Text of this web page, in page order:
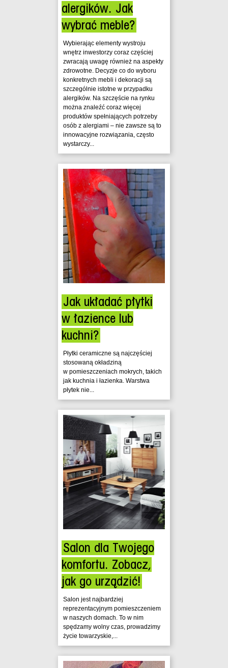
alergików. Jak
wybrać meble?
Wybierając elementy wystroju
wnętrz inwestorzy coraz częściej
zwracają uwagę również na aspekty
zdrowotne. Decyzje co do wyboru
konkretnych mebli i dekoracji są
szczególnie istotne w przypadku
alergików. Na szczęście na rynku
można znaleźć coraz więcej
produktów spełniających potrzeby
osób z alergiami – nie zawsze są to
innowacyjne rozwiązania, często
wystarczy...
Jak układać płytki
w łazience lub
kuchni?
Płytki ceramiczne są najczęściej
stosowaną okładziną
w pomieszczeniach mokrych, takich
jak kuchnia i łazienka. Warstwa
płytek nie...
Salon dla Twojego
komfortu. Zobacz,
jak go urządzić!
Salon jest najbardziej
reprezentacyjnym pomieszczeniem
w naszych domach. To w nim
spędzamy wolny czas, prowadzimy
życie towarzyskie,...